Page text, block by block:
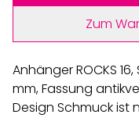
Zum
Anhänger ROCKS
mm, Fassung
Design Schmuck ist